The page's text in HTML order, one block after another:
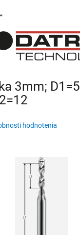
3mm;
hodnotenia